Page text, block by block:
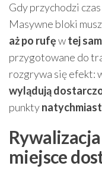
Gdy przychodzi
Masywne bloki
aż po rufęwtej
przygotowane do
rozgrywa się efekt:
wylądują
punktynatychmiast
miejsce